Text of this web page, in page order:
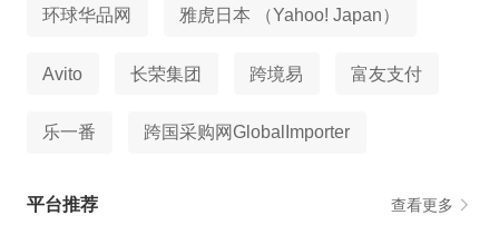
环球华品网 雅虎日本 （Yahoo! Japan）
Avito 长荣集团 跨境易 富友支付
乐一番 跨国采购网GlobalImporter
平台推荐 查看更多